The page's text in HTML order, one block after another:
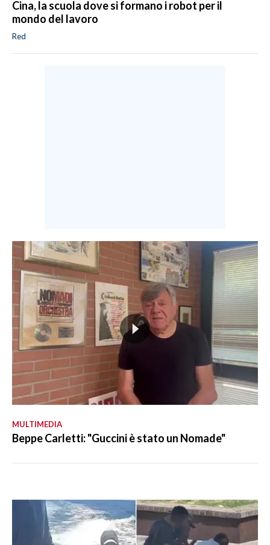
Cina, la scuola dove si formano i robot per il
mondo del lavoro
Red
MULTIMEDIA
Beppe Carletti: "Guccini è stato un Nomade"